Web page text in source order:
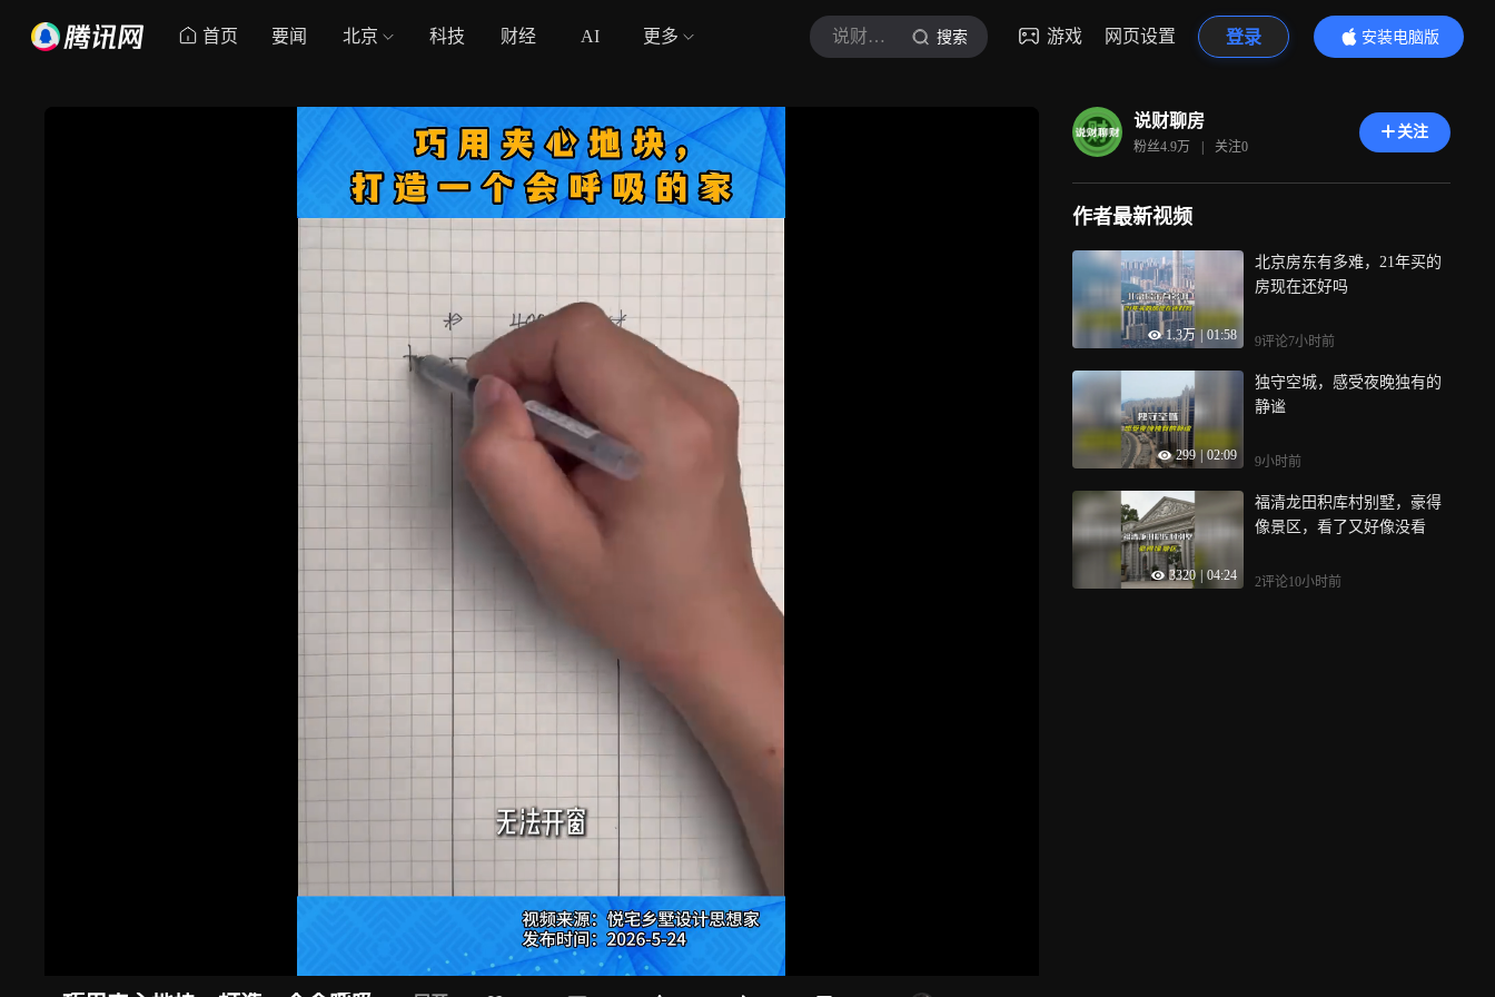
首页 要闻 北京 科技 财经 AI 更多 说财聊房 搜索 游戏 网页设置 登录
安装电脑版
内容更精彩
说财聊房
粉丝4.9万 | 关注0
关注
作者最新视频
1.3万 | 01:58
北京房东有多难，21年买的
房现在还好吗
9评论7小时前
299 02:09
独守空城，感受夜晚独有的
静谧
9小时前
3320 04:24
福清龙田积库村别墅，豪得
像景区，看了又好像没看
2评论10小时前